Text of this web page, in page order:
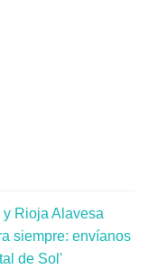
y Rioja Alavesa
siempre: envíanos
de Sol'